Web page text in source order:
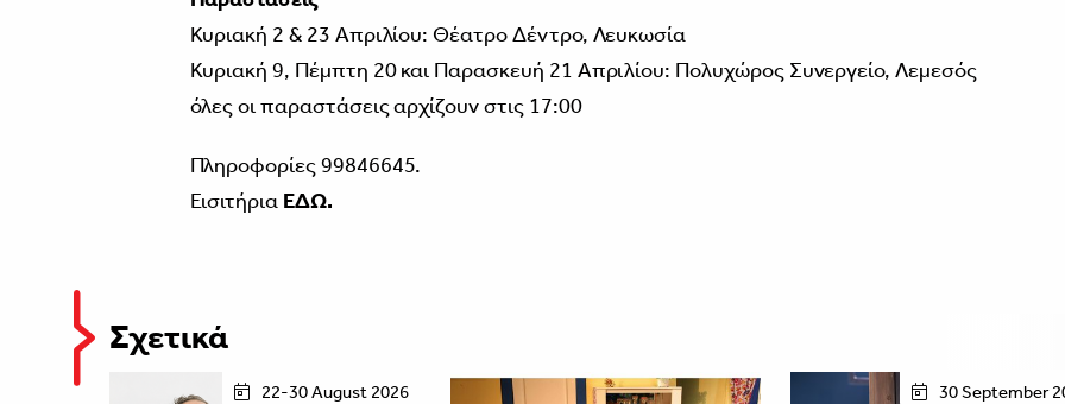
Κυριακή 2 & 23 Απριλίου: Θέατρο Δέντρο, Λευκωσία
Κυριακή 9, Πέμπτη 20 και Παρασκευή 21 Απριλίου: Πολυχώρος Συνεργείο, Λεμεσός
όλες οι παραστάσεις αρχίζουν στις 17:00
Πληροφορίες 99846645.
Εισιτήρια ΕΔΩ.
Σχετικά
22-30 August 2026 30 September